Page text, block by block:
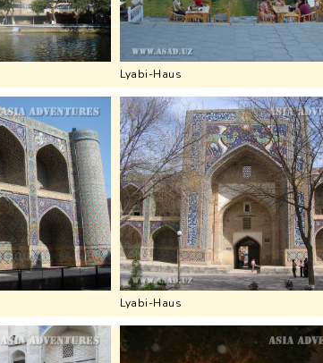
Lyabi-Haus
Lyabi-Haus